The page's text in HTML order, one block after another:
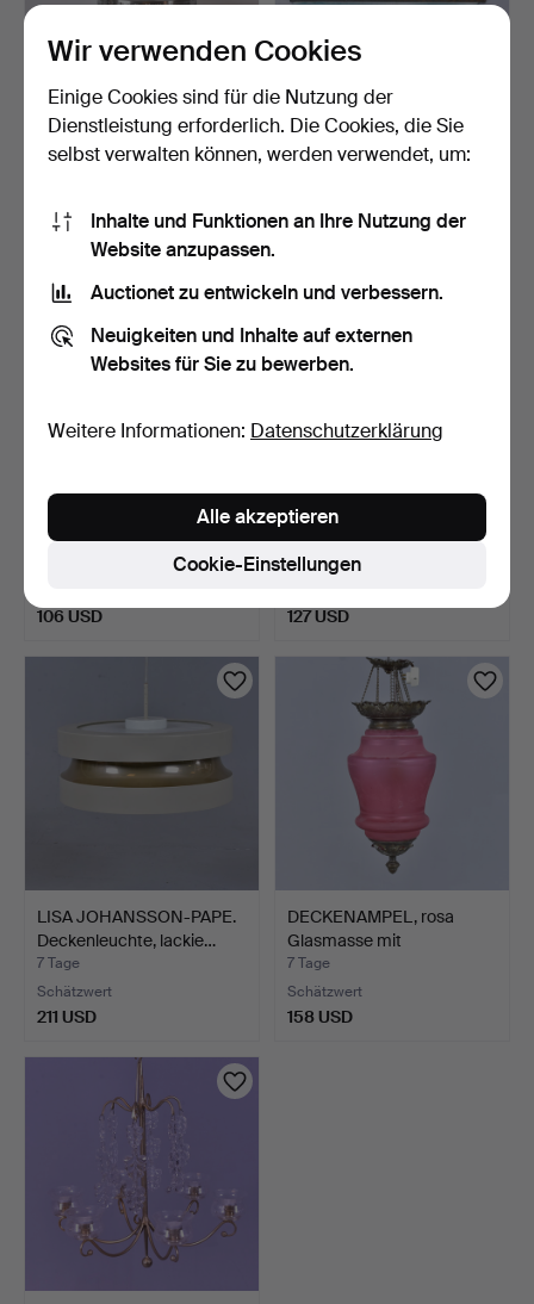
DECKENLEUCHTE, Metall,
20. Jahrhundert.
6 Tage
85 USD
DECKENLEUCHTE, Metall
und Glas, 20. Jh.
6 Tage
64 USD
vergoldetes Metall.
106 USD
DECKENLEUCHTE, Semi-
Pendelleuchte, Bonderu…
8 Tage
127 USD
LISA JOHANSSON-PAPE.
Deckenleuchte, lackie…
7 Tage
Schätzwert
211 USD
DECKENAMPEL, rosa
Glasmasse mit
Messingmon…
7 Tage
Schätzwert
158 USD
Wir verwenden Cookies
Einige Cookies sind für die Nutzung der
Dienstleistung erforderlich. Die Cookies, die Sie
selbst verwalten können, werden verwendet, um:
Inhalte und Funktionen an Ihre Nutzung der
Website anzupassen.
Auctionet zu entwickeln und verbessern.
Neuigkeiten und Inhalte auf externen
Websites für Sie zu bewerben.
Weitere Informationen: Datenschutzerklärung
Cookie-Einstellungen
Alle akzeptieren